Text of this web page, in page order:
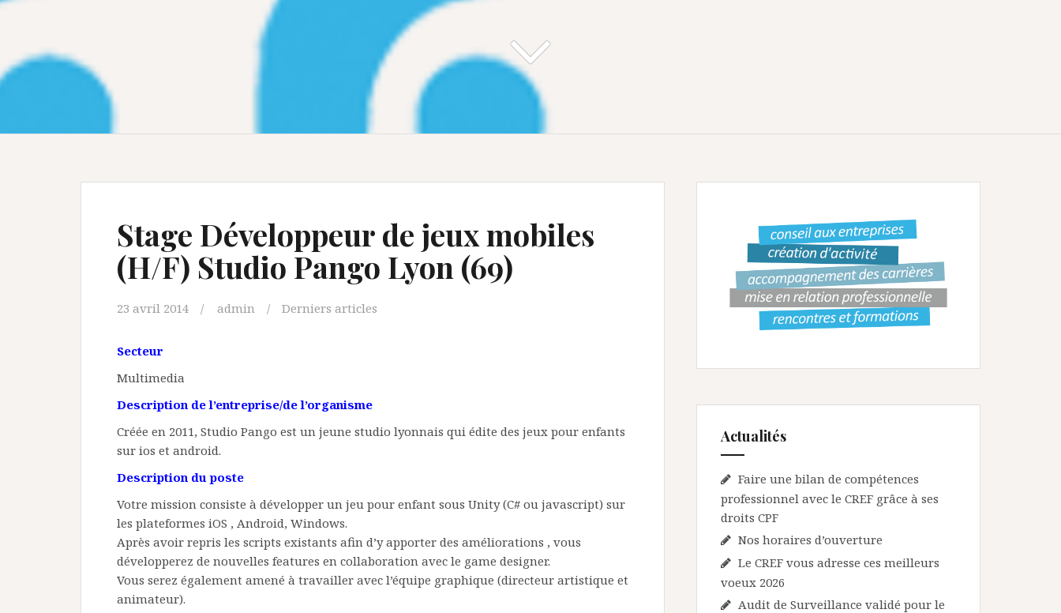
Stage Développeur de jeux mobiles
(H/F) Studio Pango Lyon (69)
23 avril 2014 admin Derniers articles
Secteur
Multimedia
Description de l’entreprise/de l’organisme
Créée en 2011, Studio Pango est un jeune studio lyonnais qui édite des jeux pour enfants
sur ios et android.
Description du poste
Votre mission consiste à développer un jeu pour enfant sous Unity (C# ou javascript) sur
les plateformes iOS , Android, Windows.
Après avoir repris les scripts existants afin d’y apporter des améliorations , vous
développerez de nouvelles features en collaboration avec le game designer.
Vous serez également amené à travailler avec l’équipe graphique (directeur artistique et
animateur).
Actualités
Faire une bilan de compétences
professionnel avec le CREF grâce à ses
droits CPF
Nos horaires d’ouverture
Le CREF vous adresse ces meilleurs
voeux 2026
Audit de Surveillance validé pour le